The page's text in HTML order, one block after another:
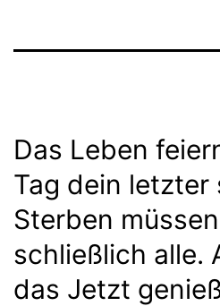
Das Leben
Tag dein letzter
Sterben
schließlich alle.
das Jetzt